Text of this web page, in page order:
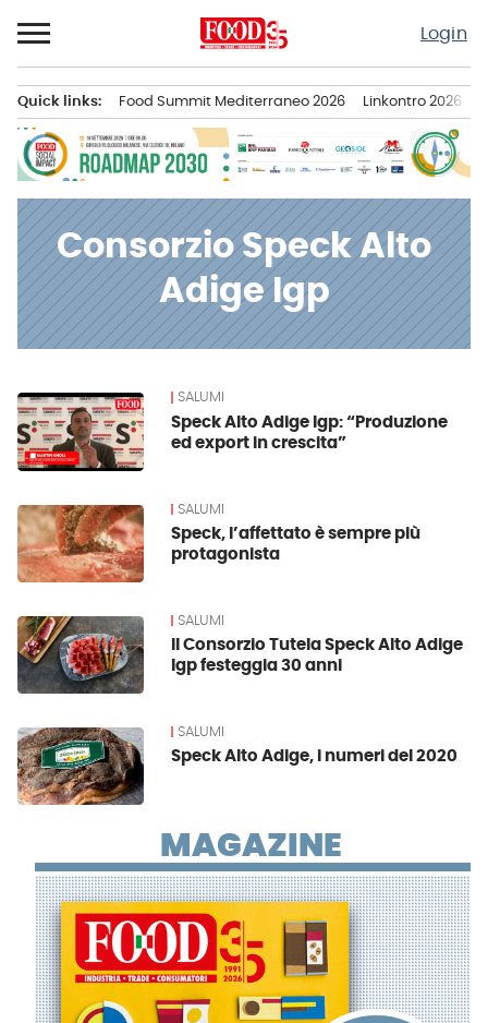
al
contenuto
Login
principale
Quick links: Food Summit Mediterraneo 2026 Linkontro 2026
Consorzio Speck Alto
Adige Igp
News SALUMI
Speck Alto Adige Igp: “Produzione
ed export in crescita”
SALUMI
Speck, l’affettato è sempre più
protagonista
SALUMI
Il Consorzio Tutela Speck Alto Adige
Igp festeggia 30 anni
SALUMI
Speck Alto Adige, i numeri del 2020
MAGAZINE